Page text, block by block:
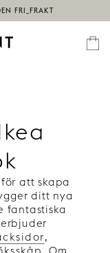
att skapa
ditt nya
fantastiska
,